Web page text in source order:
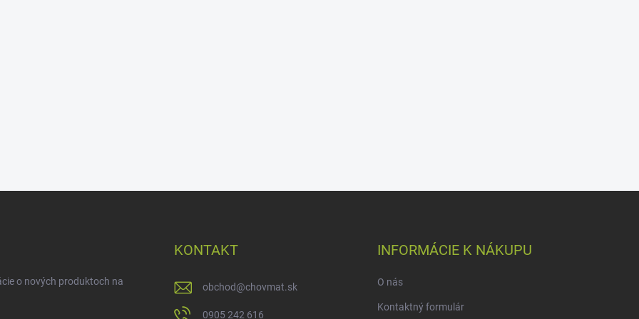
o nových produktoch na
KONTAKT
obchod@chovmat.sk
0905 242 616
INFORMÁCIE K NÁKUPU
O nás
Kontaktný formulár